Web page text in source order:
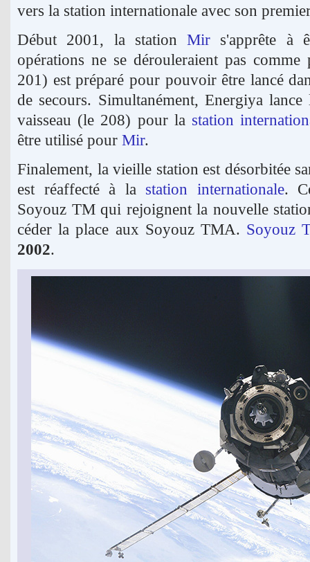
vers la station internationale avec son
Début 2001, la station Mir s'apprête à
opérations ne se dérouleraient pas
201) est préparé pour pouvoir être lancé
de secours. Simultanément, Energiya
vaisseau (le 208) pour la station
être utilisé pour Mir.
Finalement, la vieille station est désorbitée
est réaffecté à la station internationale.
Soyouz TM qui rejoignent la nouvelle
céder la place aux Soyouz TMA. Soyouz
2002.